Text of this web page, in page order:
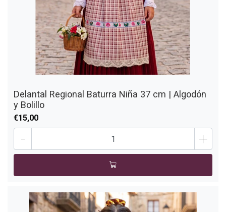
Delantal Regional Baturra Niña 37 cm | Algodón
y Bolillo
€15,00
- +